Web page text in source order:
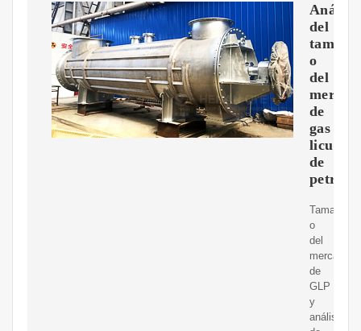
Análisis
del
tama?
o
del
de
gas
licuado
de
Tama?
o
del
mercado
de
GLP
y
análisis